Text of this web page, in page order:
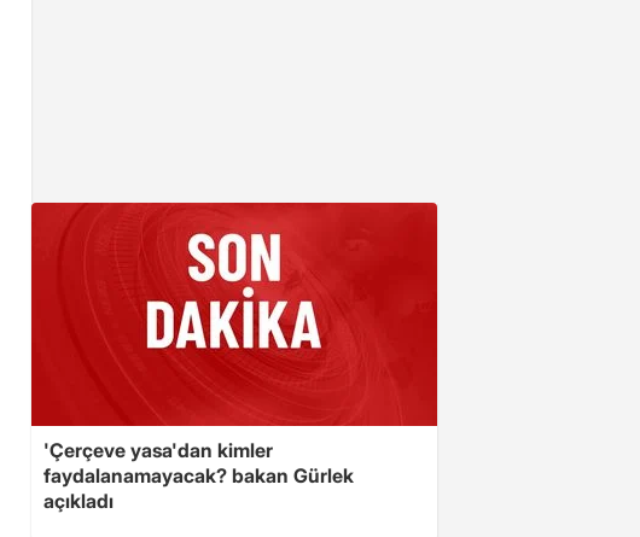
'Çerçeve yasa'dan kimler
faydalanamayacak? bakan Gürlek
açıkladı